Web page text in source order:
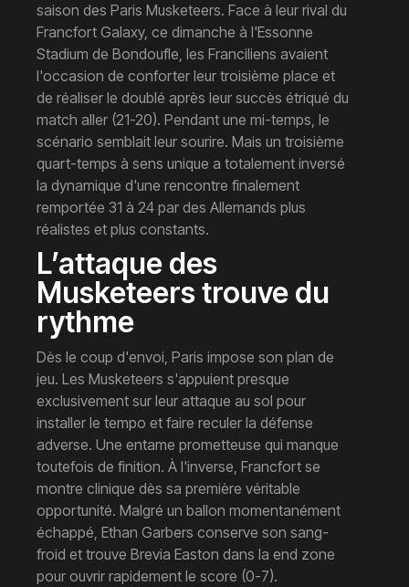
saison des Paris Musketeers. Face à leur rival du
Francfort Galaxy, ce dimanche à l'Essonne
Stadium de Bondoufle, les Franciliens avaient
l'occasion de conforter leur troisième place et
de réaliser le doublé après leur succès étriqué du
match aller (21-20). Pendant une mi-temps, le
scénario semblait leur sourire. Mais un troisième
quart-temps à sens unique a totalement inversé
la dynamique d'une rencontre finalement
remportée 31 à 24 par des Allemands plus
réalistes et plus constants.
L’attaque des
Musketeers trouve du
rythme
Dès le coup d'envoi, Paris impose son plan de
jeu. Les Musketeers s'appuient presque
exclusivement sur leur attaque au sol pour
installer le tempo et faire reculer la défense
adverse. Une entame prometteuse qui manque
toutefois de finition. À l'inverse, Francfort se
montre clinique dès sa première véritable
opportunité. Malgré un ballon momentanément
échappé, Ethan Garbers conserve son sang-
froid et trouve Brevia Easton dans la end zone
pour ouvrir rapidement le score (0-7).